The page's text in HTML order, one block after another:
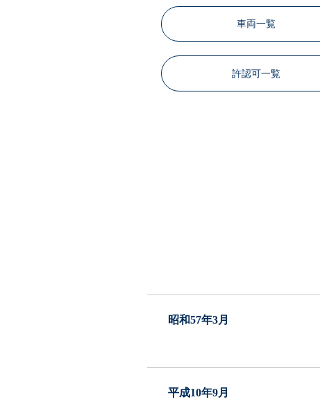
車両一覧
許認可一覧
昭和57年3月
平成10年9月